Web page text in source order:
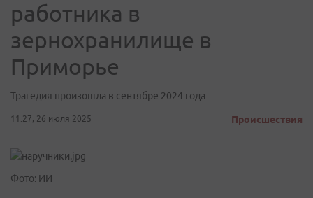
работника в
зернохранилище в
Приморье
Трагедия произошла в сентябре 2024 года
11:27, 26 июля 2025 Происшествия
Фото: ИИ